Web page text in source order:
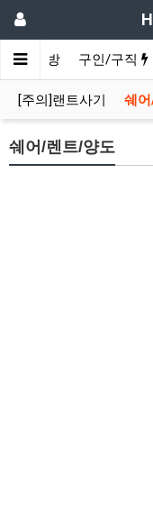
수다방 구인/구직
[주의]랜트사기 쉐
쉐어/렌트/양도